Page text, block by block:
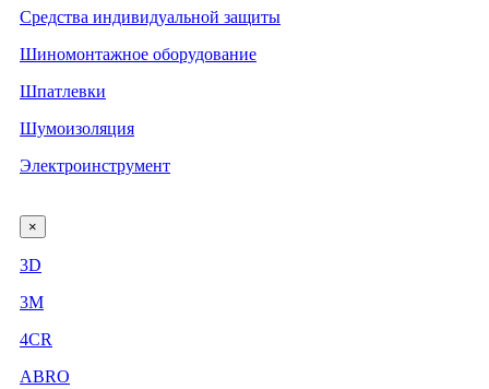
Средства индивидуальной защиты
Шиномонтажное оборудование
Шпатлевки
Шумоизоляция
Электроинструмент
×
3D
3М
4CR
ABRO